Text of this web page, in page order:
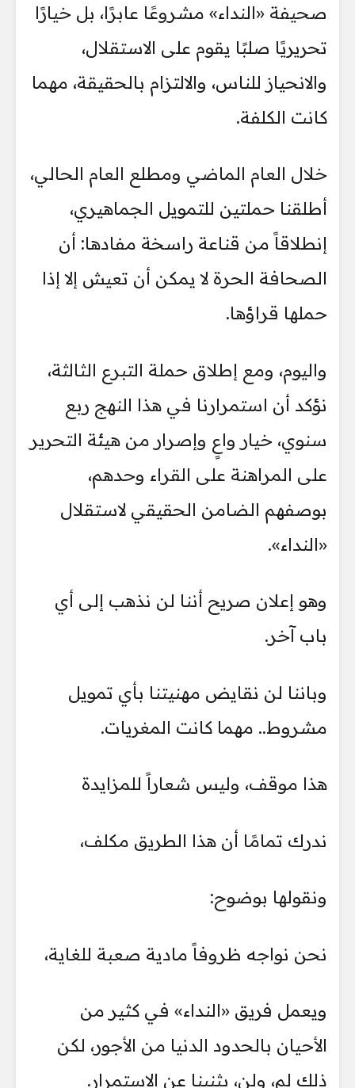
صحيفة «النداء» مشروعًا عابرًا، بل خيارًا
تحريريًا صلبًا يقوم على الاستقلال،
والانحياز للناس، والالتزام بالحقيقة، مهما
كانت الكلفة.
خلال العام الماضي ومطلع العام الحالي،
أطلقنا حملتين للتمويل الجماهيري،
إنطلاقاً من قناعة راسخة مفادها: أن
الصحافة الحرة لا يمكن أن تعيش إلا إذا
حملها قراؤها.
واليوم، ومع إطلاق حملة التبرع الثالثة،
نؤكد أن استمرارنا في هذا النهج ربع
سنوي، خيار واعٍ وإصرار من هيئة التحرير
على المراهنة على القراء وحدهم،
بوصفهم الضامن الحقيقي لاستقلال
«النداء».
وهو إعلان صريح أننا لن نذهب إلى أي
باب آخر.
وباننا لن نقايض مهنيتنا بأي تمويل
مشروط.. مهما كانت المغريات.
هذا موقف، وليس شعاراً للمزايدة
ندرك تمامًا أن هذا الطريق مكلف،
ونقولها بوضوح:
نحن نواجه ظروفاً مادية صعبة للغاية،
ويعمل فريق «النداء» في كثير من
الأحيان بالحدود الدنيا من الأجور، لكن
ذلك لم، ولن، يثنينا عن الاستمرار.